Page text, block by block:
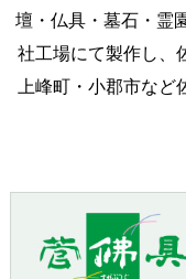
壇・仏具・墓石・霊
社工場にて製作し、
上峰町・小郡市な